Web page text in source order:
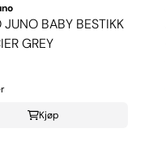
JUNO BABY BESTIKK
GREY
Kjøp